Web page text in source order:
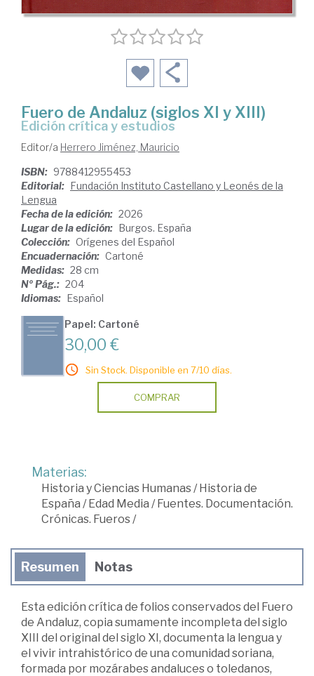
Fuero de Andaluz (siglos XI y XIII)
Edición crítica y estudios
Editor/a Herrero Jiménez, Mauricio
ISBN: 9788412955453
Editorial: Fundación Instituto Castellano y Leonés de la
Lengua
Fecha de la edición: 2026
Lugar de la edición: Burgos. España
Colección: Orígenes del Español
Encuadernación: Cartoné
Medidas: 28 cm
Nº Pág.: 204
Idiomas: Español
Papel: Cartoné
30,00 €
Sin Stock. Disponible en 7/10 días.
COMPRAR
Materias:
Historia y Ciencias Humanas/Historia de
España /Edad Media /Fuentes. Documentación.
Crónicas. Fueros/
Resumen Notas
Esta edición crítica de folios conservados del Fuero
de Andaluz, copia sumamente incompleta del siglo
XIII del original del siglo XI, documenta la lengua y
el vivir intrahistórico de una comunidad soriana,
formada por mozárabes andaluces o toledanos,